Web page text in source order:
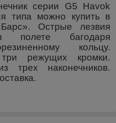
серии G5 Havok
типа можно купить в
Острые лезвия
полете багодаря
кольцу.
режущих кромки.
трех наконечников.